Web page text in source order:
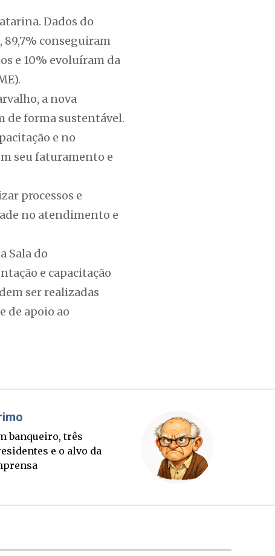
Dados do
89,7% conseguiram
e 10% evoluíram da
a nova
de forma sustentável.
e no
seu faturamento e
processos e
no atendimento e
Sala do
e capacitação
ser realizadas
de apoio ao
Prisco Paraíso
lançada e tabuleiro
completo para